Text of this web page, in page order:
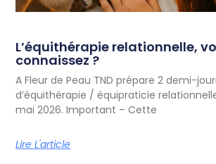
L’équithérapie relationnelle,
connaissez ?
A Fleur de Peau TND prépare 2 demi-
d’équithérapie / équipraticie
mai 2026. Important – Cette
Lire L'article